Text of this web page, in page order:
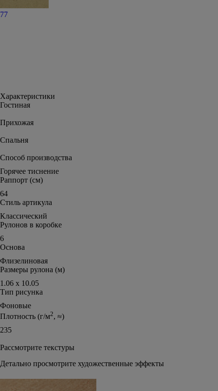
77
Характеристики
Гостиная
Прихожая
Спальня
Способ производства
Горячее тиснение
Раппорт (см)
64
Стиль артикула
Классический
Рулонов в коробке
6
Основа
Флизелиновая
Размеры рулона (м)
1.06 х 10.05
Тип рисунка
Фоновые
Плотность (г/м2, ≈)
235
Рассмотрите текстуры
Детально просмотрите художественные эффекты